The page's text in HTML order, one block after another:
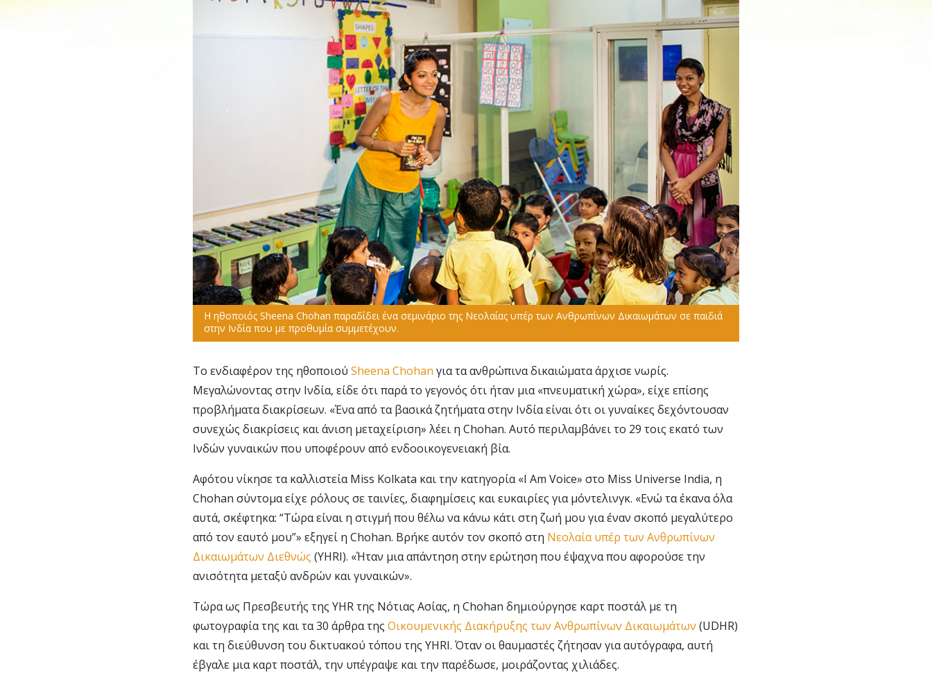
Η ηθοποιός Sheena Chohan παραδίδει ένα σεμινάριο της Νεολαίας υπέρ των Ανθρωπίνων Δικαιωμάτων σε παιδιά
στην Ινδία που με προθυμία συμμετέχουν.
Το ενδιαφέρον της ηθοποιούSheena Chohan για τα ανθρώπινα δικαιώματα άρχισε νωρίς.
Μεγαλώνοντας στην Ινδία, είδε ότι παρά το γεγονός ότι ήταν μια «πνευματική χώρα», είχε επίσης
προβλήματα διακρίσεων. «Ένα από τα βασικά ζητήματα στην Ινδία είναι ότι οι γυναίκες δεχόντουσαν
συνεχώς διακρίσεις και άνιση μεταχείριση» λέει η Chohan. Αυτό περιλαμβάνει το 29 τοις εκατό των
Ινδών γυναικών που υποφέρουν από ενδοοικογενειακή βία.
Αφότου νίκησε τα καλλιστεία Miss Kolkata και την κατηγορία «I Am Voice» στο Miss Universe India, η
Chohan σύντομα είχε ρόλους σε ταινίες, διαφημίσεις και ευκαιρίες για μόντελινγκ. «Ενώ τα έκανα όλα
αυτά, σκέφτηκα: “Τώρα είναι η στιγμή που θέλω να κάνω κάτι στη ζωή μου για έναν σκοπό μεγαλύτερο
από τον εαυτό μου”» εξηγεί η Chohan. Βρήκε αυτόν τον σκοπό στη Νεολαία υπέρ των Ανθρωπίνων
Δικαιωμάτων Διεθνώς (YHRI). «Ήταν μια απάντηση στην ερώτηση που έψαχνα που αφορούσε την
ανισότητα μεταξύ ανδρών και γυναικών».
Τώρα ως Πρεσβευτής της YHR της Νότιας Ασίας, η Chohan δημιούργησε καρτ ποστάλ με τη
φωτογραφία της και τα 30 άρθρα τηςΟικουμενικής Διακήρυξης των Ανθρωπίνων Δικαιωμάτων (UDHR)
και τη διεύθυνση του δικτυακού τόπου της YHRI. Όταν οι θαυμαστές ζήτησαν για αυτόγραφα, αυτή
έβγαλε μια καρτ ποστάλ, την υπέγραψε και την παρέδωσε, μοιράζοντας χιλιάδες.